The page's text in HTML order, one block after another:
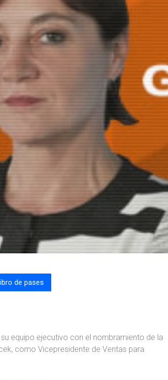
de pases
equipo ejecutivo con el nombramiento de la
como Vicepresidente de Ventas para